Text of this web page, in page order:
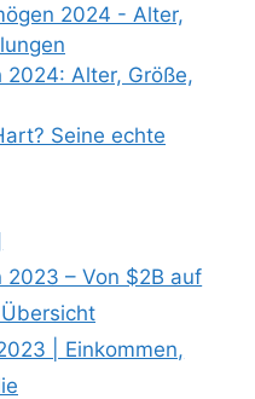
2024 - Alter,
Alter, Größe,
Seine echte
2023 – Von $2B auf
| Einkommen,